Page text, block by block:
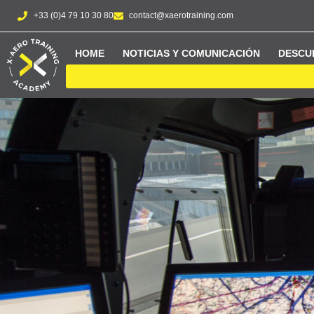
+33 (0)4 79 10 30 80 contact@xaerotraining.com
HOME NOTICIAS Y COMUNICACIÓN